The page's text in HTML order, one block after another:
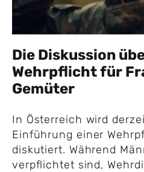
Die Diskussion
Wehrpflicht für
Gemüter
In Österreich wird
Einführung einer
diskutiert. Während
verpflichtet sind,